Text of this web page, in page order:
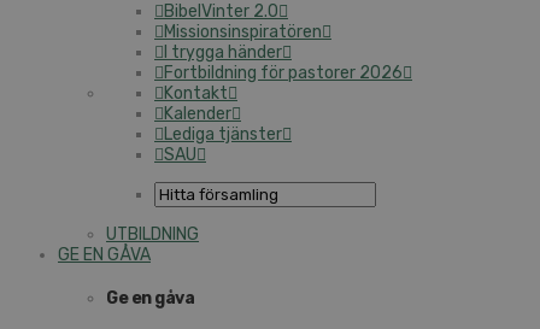
BibelVinter 2.0
Missionsinspiratören
I trygga händer
Fortbildning för pastorer 2026
Kontakt
Kalender
Lediga tjänster
SAU
UTBILDNING
GE EN GÅVA
Ge en gåva